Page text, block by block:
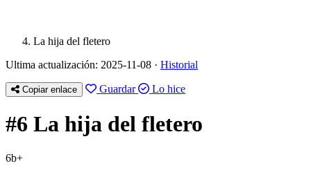
La hija del fletero
Ultima actualización: 2025-11-08 · Historial
Copiar enlace Guardar Lo hice
#6 La hija del fletero
6b+